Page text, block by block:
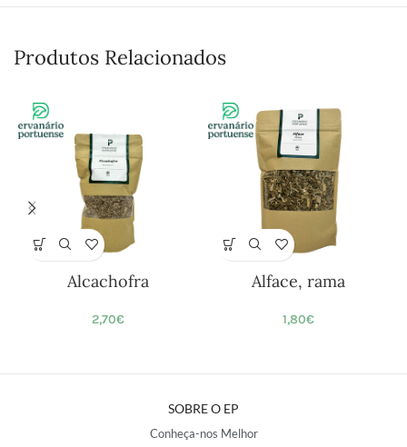
Produtos Relacionados
Alcachofra
2,70€
Alface, rama
1,80€
SOBRE O EP
Conheça-nos Melhor